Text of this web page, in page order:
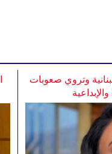
وتروي صعوبات